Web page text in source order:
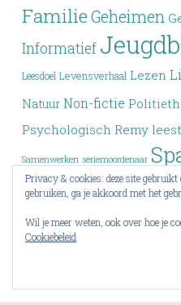
Familie Geheimen
Informatief
Leesdoel Levensverhaal Lezen
Natuur Non-fictie
Psychologisch Remy leest
Samenwerken seriemoordenaar
Tieners Top 3 Top drie
Voorlezen
Young Adult
Privacy & cookies: deze site gebruikt
gebruiken, ga je akkoord met het
Wil je meer weten, ook over hoe je
Cookiebeleid